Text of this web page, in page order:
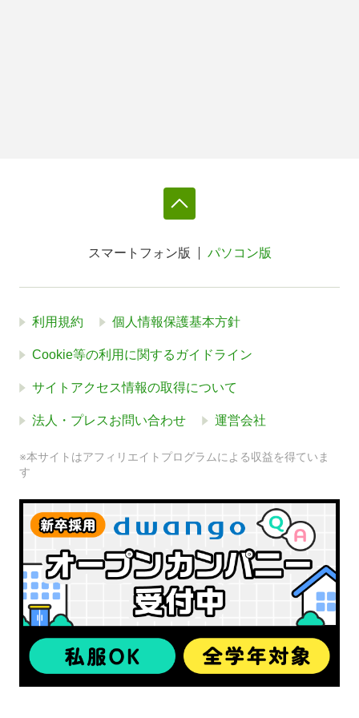
スマートフォン版 パソコン版
利用規約 個人情報保護基本方針
Cookie等の利用に関するガイドライン
サイトアクセス情報の取得について
法人・プレスお問い合わせ 運営会社
※本サイトはアフィリエイトプログラムによる収益を得ていま
す